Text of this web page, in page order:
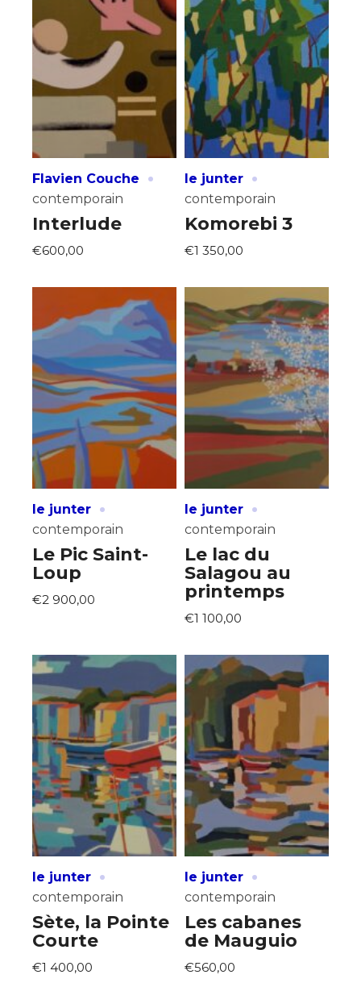
J'accepte les termes et conditions
* Champ obligatoire
Flavien Couche ·
contemporain
Interlude
€600,00
le junter ·
contemporain
Komorebi 3
€1 350,00
le junter ·
contemporain
Le Pic Saint-
Loup
€2 900,00
le junter ·
contemporain
Le lac du
Salagou au
printemps
€1 100,00
le junter ·
contemporain
Sète, la Pointe
Courte
€1 400,00
le junter ·
contemporain
Les cabanes
de Mauguio
€560,00